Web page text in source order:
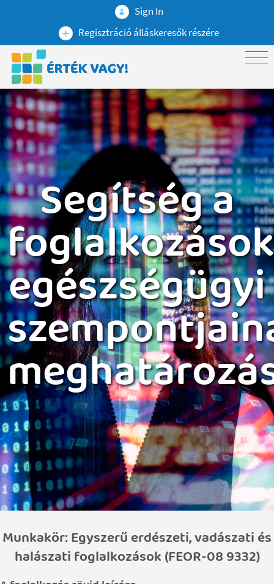
Sign In
Regisztráció álláskeresők részére
Segítség a
foglalkozások
egészségügyi
Munkakör: Egyszerű erdészeti, vadászati és
halászati foglalkozások (FEOR-08 9332)